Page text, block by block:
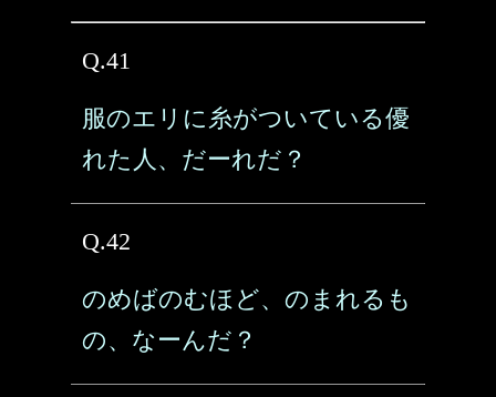
Q.41
服のエリに糸がついている優
れた人、だーれだ？
Q.42
のめばのむほど、のまれるも
の、なーんだ？